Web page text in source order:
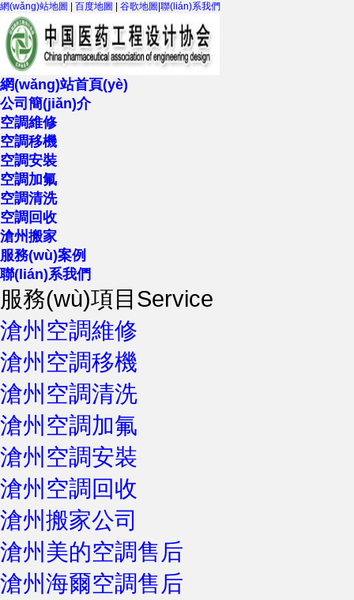
網(wǎng)站地圖 百度地圖 谷歌地圖 聯(lián)系我們
網(wǎng)站首頁(yè)
公司簡(jiǎn)介
空調維修
空調移機
空調安裝
空調加氟
空調清洗
空調回收
滄州搬家
服務(wù)案例
聯(lián)系我們
服務(wù)項目Service
滄州空調維修
滄州空調移機
滄州空調清洗
滄州空調加氟
滄州空調安裝
滄州空調回收
滄州搬家公司
滄州美的空調售后
滄州海爾空調售后